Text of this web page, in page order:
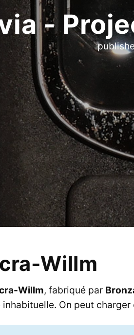
-
Willm
Willm, fabriqué par
inhabituelle. On peut